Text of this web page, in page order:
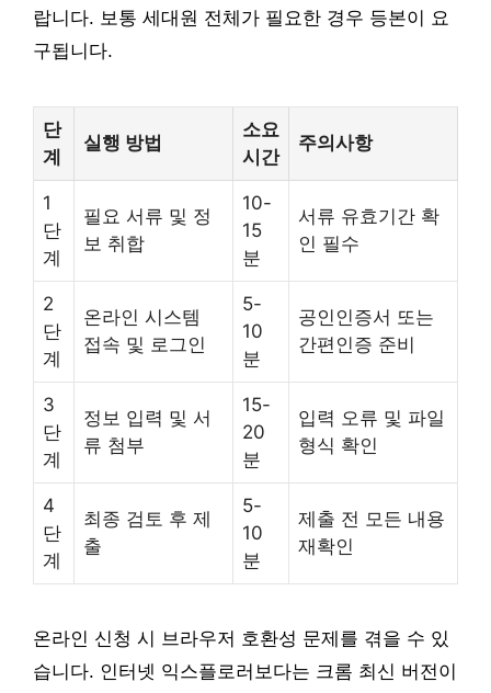
랍니다. 보통 세대원 전체가 필요한 경우 등본이 요
구됩니다.
단
계
실행 방법
소요
시간
주의사항
1
단
계
필요 서류 및 정
보 취합
10-
15
분
서류 유효기간 확
인 필수
2
단
계
온라인 시스템
접속 및 로그인
5-
10
분
공인인증서 또는
간편인증 준비
3
단
계
정보 입력 및 서
류 첨부
15-
20
분
입력 오류 및 파일
형식 확인
4
단
계
최종 검토 후 제
출
5-
10
분
제출 전 모든 내용
재확인
온라인 신청 시 브라우저 호환성 문제를 겪을 수 있
습니다. 인터넷 익스플로러보다는 크롬 최신 버전이